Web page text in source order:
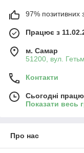
97% позитивних з
Працює з
м. Самар
51200, вул.
Контакти
Сьогодні
Показати весь
Про нас